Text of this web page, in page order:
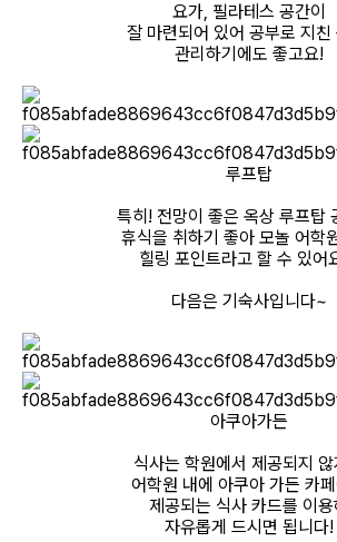
요가, 필라테스 공간이
잘 마련되어 있어 공부로 지친
관리하기에도 좋고요!
루프탑
특히! 전망이 좋은 옥상 루프탑
휴식을 취하기 좋아 모놀 어학
힐링 포인트라고 할 수 있어
다음은 기숙사입니다~
아쿠아가든
식사는 학원에서 제공되지
어학원 내에 아쿠아 가든 카페
제공되는 식사 카드를 이용
자유롭게 드시면 됩니다!